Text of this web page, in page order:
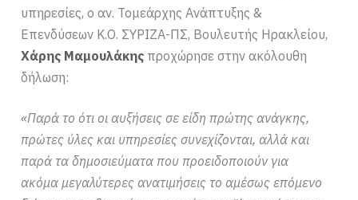
υπηρεσίες, ο αν. Τομεάρχης Ανάπτυξης &
Επενδύσεων Κ.Ο. ΣΥΡΙΖΑ-ΠΣ, Βουλευτής Ηρακλείου,
Χάρης Μαμουλάκης προχώρησε στην ακόλουθη
δήλωση:
«Παρά το ότι οι αυξήσεις σε είδη πρώτης ανάγκης,
πρώτες ύλες και υπηρεσίες συνεχίζονται, αλλά και
παρά τα δημοσιεύματα που προειδοποιούν για
ακόμα μεγαλύτερες ανατιμήσεις το αμέσως επόμενο